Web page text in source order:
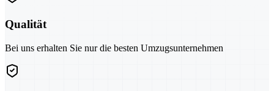
Qualität
Bei uns erhalten Sie nur die besten Umzugsunternehmen